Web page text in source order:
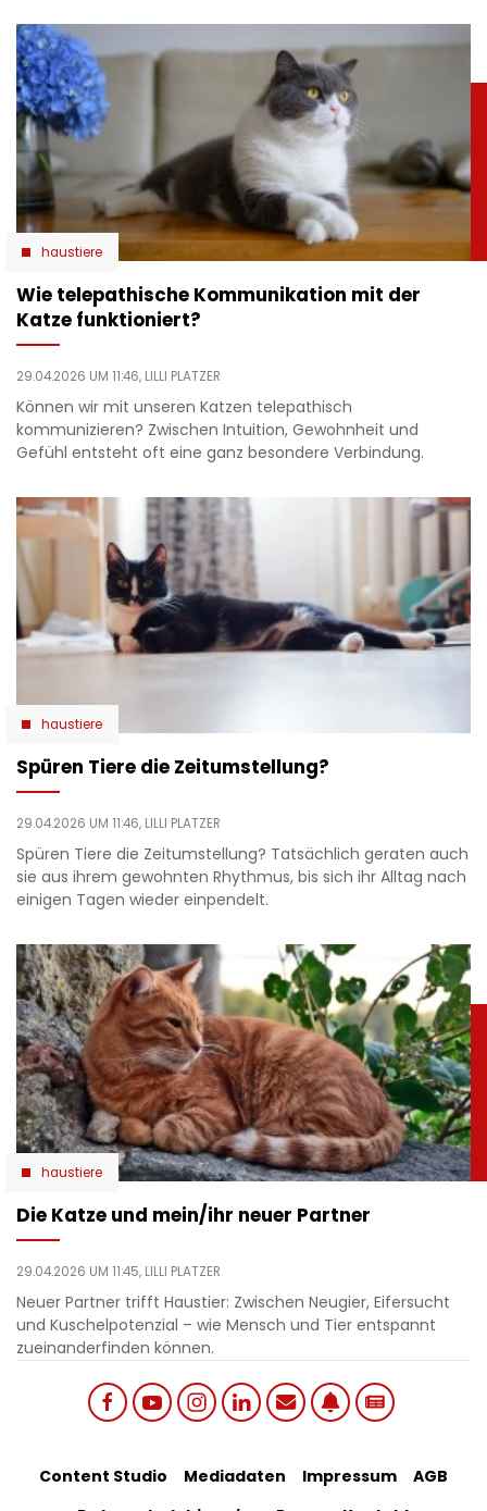
haustiere
Wie telepathische Kommunikation mit der
Katze funktioniert?
29.04.2026 UM 11:46, LILLI PLATZER
Können wir mit unseren Katzen telepathisch
kommunizieren? Zwischen Intuition, Gewohnheit und
Gefühl entsteht oft eine ganz besondere Verbindung.
haustiere
Spüren Tiere die Zeitumstellung?
29.04.2026 UM 11:46, LILLI PLATZER
Spüren Tiere die Zeitumstellung? Tatsächlich geraten auch
sie aus ihrem gewohnten Rhythmus, bis sich ihr Alltag nach
einigen Tagen wieder einpendelt.
haustiere
Die Katze und mein/ihr neuer Partner
29.04.2026 UM 11:45, LILLI PLATZER
Neuer Partner trifft Haustier: Zwischen Neugier, Eifersucht
und Kuschelpotenzial – wie Mensch und Tier entspannt
zueinanderfinden können.
links
Footer
Content Studio Mediadaten Impressum
AGB